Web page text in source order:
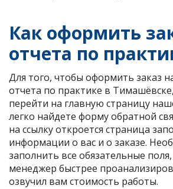
Как оформить
отчета по
Для того, чтобы оформить заказ
отчета по практике в
перейти на главную страницу
легко найдете форму обратной
на ссылку откроется страница
информации о вас и о заказе.
заполнить все обязательные
менеджер быстрее
озвучил вам стоимость работы.